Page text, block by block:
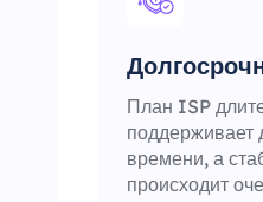
План ISP
поддерживает
времени, а
происходит